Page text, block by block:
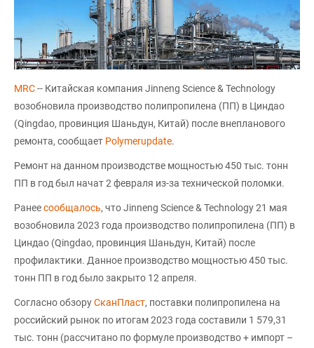
MRC-- Китайская компания Jinneng Science & Technology
возобновила производство полипропилена (ПП) в Циндао
(Qingdao, провинция Шаньдун, Китай) после внепланового
ремонта, сообщает Polymerupdate.
Ремонт на данном производстве мощностью 450 тыс. тонн
ПП в год был начат 2 февраля из-за технической поломки.
Ранеесообщалось, что Jinneng Science & Technology 21 мая
возобновила 2023 года производство полипропилена (ПП) в
Циндао (Qingdao, провинция Шаньдун, Китай) после
профилактики. Данное производство мощностью 450 тыс.
тонн ПП в год было закрыто 12 апреля.
Согласно обзоруСканПласт, поставки полипропилена на
российский рынок по итогам 2023 года составили 1 579,31
тыс. тонн (рассчитано по формуле производство + импорт –